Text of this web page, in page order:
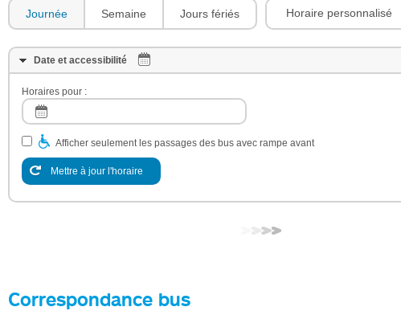
Journée Semaine Jours fériés Horaire personnalisé
Date et accessibilité
Horaires pour :
Afficher seulement les passages des bus avec rampe avant
Mettre à jour l'horaire
Correspondance bus